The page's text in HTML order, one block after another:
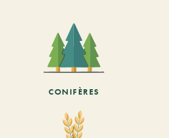
CONIFÈRES